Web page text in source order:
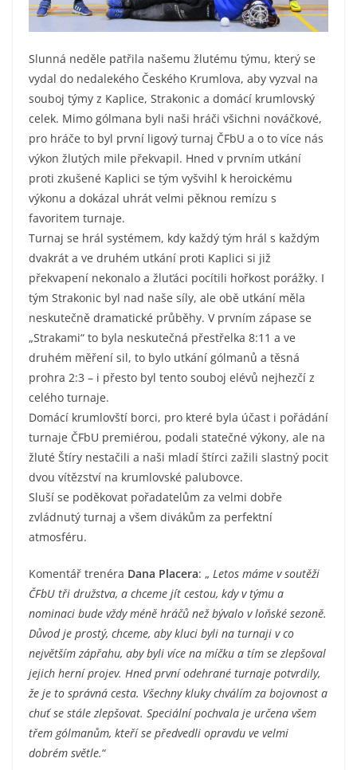
Slunná neděle patřila našemu žlutému týmu, který se
vydal do nedalekého Českého Krumlova, aby vyzval na
souboj týmy z Kaplice, Strakonic a domácí krumlovský
celek. Mimo gólmana byli naši hráči všichni nováčkové,
pro hráče to byl první ligový turnaj ČFbU a o to více nás
výkon žlutých mile překvapil. Hned v prvním utkání
proti zkušené Kaplici se tým vyšvihl k heroickému
výkonu a dokázal uhrát velmi pěknou remízu s
favoritem turnaje.
Turnaj se hrál systémem, kdy každý tým hrál s každým
dvakrát a ve druhém utkání proti Kaplici si již
překvapení nekonalo a žluťáci pocítili hořkost porážky. I
tým Strakonic byl nad naše síly, ale obě utkání měla
neskutečně dramatické průběhy. V prvním zápase se
„Strakami“ to byla neskutečná přestřelka 8:11 a ve
druhém měření sil, to bylo utkání gólmanů a těsná
prohra 2:3 – i přesto byl tento souboj elévů nejhezčí z
celého turnaje.
Domácí krumlovští borci, pro které byla účast i pořádání
turnaje ČFbU premiérou, podali statečné výkony, ale na
žluté Štíry nestačili a naši mladí štírci zažili slastný pocit
dvou vítězství na krumlovské palubovce.
Sluší se poděkovat pořadatelům za velmi dobře
zvládnutý turnaj a všem divákům za perfektní
atmosféru.
Komentář trenéra Dana Placera: „ Letos máme v soutěži
ČFbU tři družstva, a chceme jít cestou, kdy v týmu a
nominaci bude vždy méně hráčů než bývalo v loňské sezoně.
Důvod je prostý, chceme, aby kluci byli na turnaji v co
největším zápřahu, aby byli více na míčku a tím se zlepšoval
jejich herní projev. Hned první odehrané turnaje potvrdily,
že je to správná cesta. Všechny kluky chválím za bojovnost a
chuť se stále zlepšovat. Speciální pochvala je určena všem
třem gólmanům, kteří se předvedli opravdu ve velmi
dobrém světle.“